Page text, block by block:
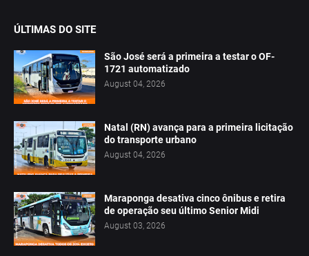
ÚLTIMAS DO SITE
São José será a primeira a testar o OF-
1721 automatizado
August 04, 2026
Natal (RN) avança para a primeira licitação
do transporte urbano
August 04, 2026
Maraponga desativa cinco ônibus e retira
de operação seu último Senior Midi
August 03, 2026